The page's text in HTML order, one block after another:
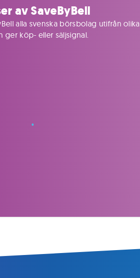
av SaveByBell
alla svenska börsbolag utifrån olika
ger köp- eller säljsignal.